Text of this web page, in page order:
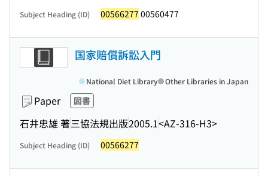
Subject Heading (ID) 00566277 00560477
国家賠償訴訟入門
Paper 図書
石井忠雄 著三協法規出版2005.1<AZ-316-H3>
National Diet Library Other Libraries in Japan
Subject Heading (ID) 00566277